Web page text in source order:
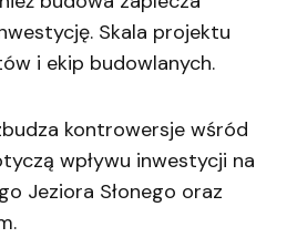
Skala projektu
i ekip budowlanych.
kontrowersje wśród
wpływu inwestycji na
Jeziora Słonego oraz